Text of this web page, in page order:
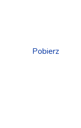
Pobierz